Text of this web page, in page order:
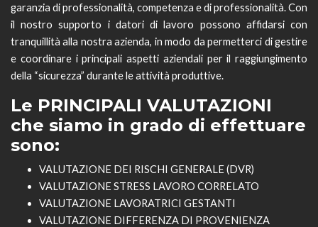
garanzia di professionalità, competenza e di professionalità. Con
il nostro supporto i datori di lavoro possono affidarsi con
tranquillità alla nostra azienda, in modo da permetterci di gestire
e coordinare i principali aspetti aziendali per il raggiungimento
della “sicurezza” durante le attività produttive.
Le PRINCIPALI VALUTAZIONI
che siamo in grado di effettuare
sono:
VALUTAZIONE DEI RISCHI GENERALE (DVR)
VALUTAZIONE STRESS LAVORO CORRELATO
VALUTAZIONE LAVORATRICI GESTANTI
VALUTAZIONE DIFFERENZA DI PROVENIENZA